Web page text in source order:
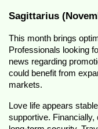
Sagittarius
This month brings
Professionals looking
news regarding
could benefit from
markets.
Love life appears
supportive. Financially,